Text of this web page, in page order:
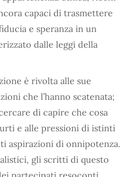
capaci di trasmettere
e speranza in un
dalle leggi della
è rivolta alle sue
che l’hanno scatenata;
di capire che cosa
e alle pressioni di istinti
aspirazioni di onnipotenza.
gli scritti di questo